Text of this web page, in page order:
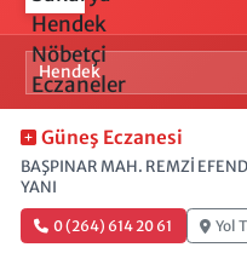
Güneş Eczanesi
BAŞPINAR MAH. REMZİ
YANI
0 (264) 614 20 61 Yol